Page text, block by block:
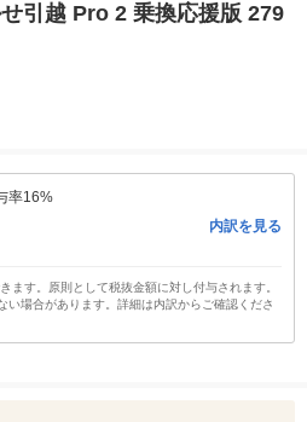
引越 Pro 2 乗換応援版 279
率16%
内訳を見る
ます。原則として税抜金額に対し付与されます。
い場合があります。詳細は内訳からご確認くださ